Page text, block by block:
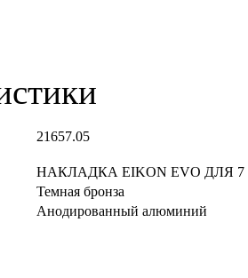
21657.05
НАКЛАДКА EIKON EVO ДЛЯ
Темная бронза
Анодированный алюминий